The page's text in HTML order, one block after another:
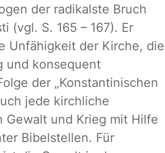
der radikalste Bruch
(vgl. S. 165 – 167). Er
Unfähigkeit der Kirche, die
und konsequent
der „Konstantinischen
jede kirchliche
Gewalt und Krieg mit Hilfe
Bibelstellen. Für